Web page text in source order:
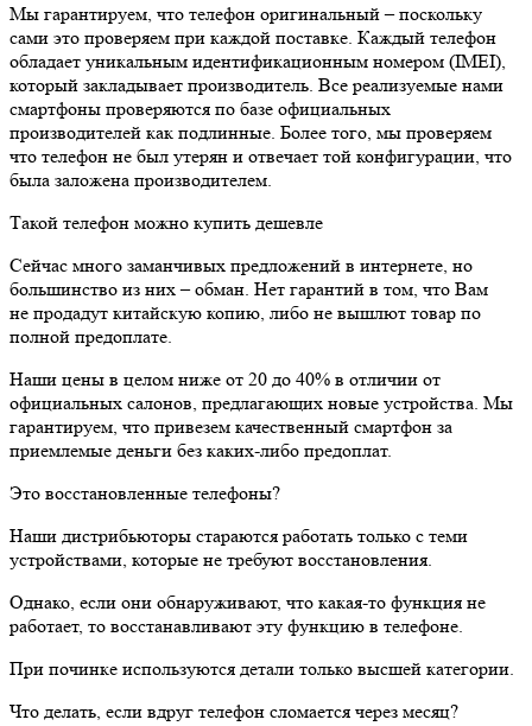
Мы гарантируем, что телефон оригинальный – поскольку
сами это проверяем при каждой поставке. Каждый телефон
обладает уникальным идентификационным номером (IMEI),
который закладывает производитель. Все реализуемые нами
смартфоны проверяются по базе официальных
производителей как подлинные. Более того, мы проверяем
что телефон не был утерян и отвечает той конфигурации, что
была заложена производителем.
Такой телефон можно купить дешевле
Сейчас много заманчивых предложений в интернете, но
большинство из них – обман. Нет гарантий в том, что Вам
не продадут китайскую копию, либо не вышлют товар по
полной предоплате.
Наши цены в целом ниже от 20 до 40% в отличии от
официальных салонов, предлагающих новые устройства. Мы
гарантируем, что привезем качественный смартфон за
приемлемые деньги без каких-либо предоплат.
Это восстановленные телефоны?
Наши дистрибьюторы стараются работать только с теми
устройствами, которые не требуют восстановления.
Однако, если они обнаруживают, что какая-то функция не
работает, то восстанавливают эту функцию в телефоне.
При починке используются детали только высшей категории.
Что делать, если вдруг телефон сломается через месяц?